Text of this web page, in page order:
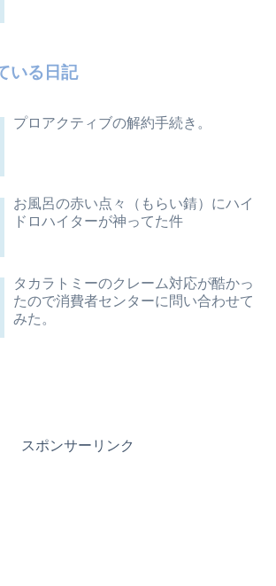
いる日記
プロアクティブの解約手続き。
お風呂の赤い点々（もらい錆）にハイ
ドロハイターが神ってた件
タカラトミーのクレーム対応が酷かっ
たので消費者センターに問い合わせて
みた。
スポンサーリンク